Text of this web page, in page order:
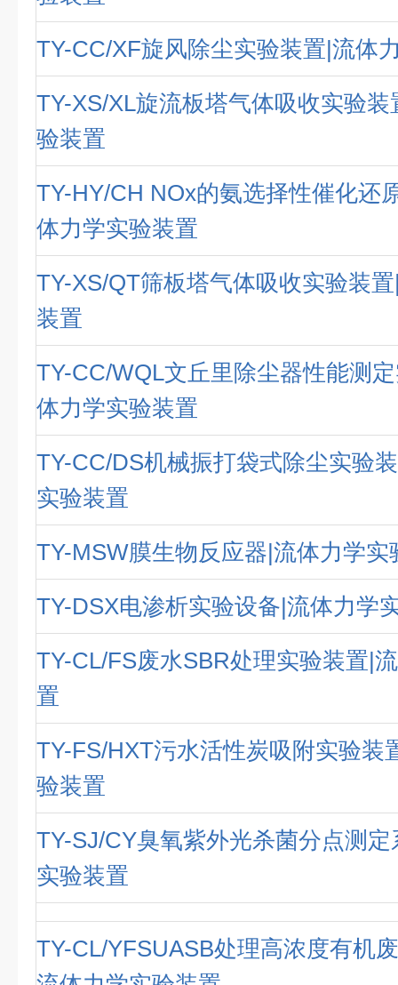
TY-CC/XF旋风除尘实验装置|流体
TY-XS/XL旋流板塔气体吸收实验
验装置
TY-HY/CH NOx的氨选择性催化还
体力学实验装置
TY-XS/QT筛板塔气体吸收实验装
装置
TY-CC/WQL文丘里除尘器性能测
体力学实验装置
TY-CC/DS机械振打袋式除尘实验
实验装置
TY-MSW膜生物反应器|流体力学实
TY-DSX电渗析实验设备|流体力学
TY-CL/FS废水SBR处理实验装置|
置
TY-FS/HXT污水活性炭吸附实验装
验装置
TY-SJ/CY臭氧紫外光杀菌分点测
实验装置
TY-CL/YFSUASB处理高浓度有机